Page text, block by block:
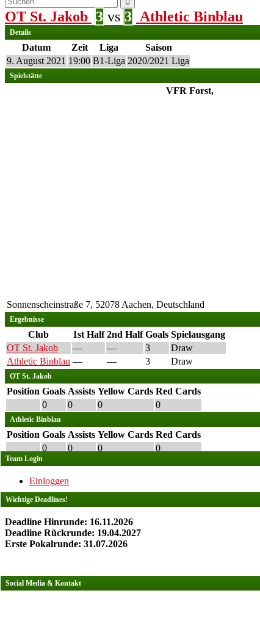
nach:
OT St. Jakob 3 vs 3 Athletic Binblau
Details
Datum Zeit Liga
Saison
9. August 2021 19:00 B1-Liga 2020/2021 Liga
Spielstätte
VFR Forst,
Sonnenscheinstraße 7, 52078 Aachen, Deutschland
Ergebnisse
Club 1st Half 2nd Half Goals Spielausgang
OT St. Jakob
— — 3
Draw
Athletic Binblau — — 3 Draw
OT St. Jakob
Position Goals Assists Yellow Cards Red Cards
0
0 0 0
Athletic Binblau
Position Goals Assists Yellow Cards Red Cards
0
0 0 0
Team Login
Einloggen
Wichtige Deadlines!
Deadline Hinrunde: 16.11.2026
Deadline Rückrunde: 19.04.2027
Erste Pokalrunde: 31.07.2026
Social Media & Kontakt